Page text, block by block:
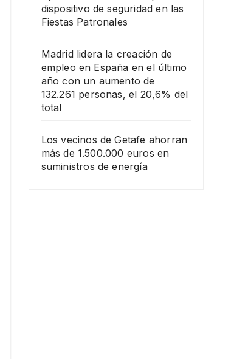
dispositivo de seguridad en las
Fiestas Patronales
Madrid lidera la creación de
empleo en España en el último
año con un aumento de
132.261 personas, el 20,6% del
total
Los vecinos de Getafe ahorran
más de 1.500.000 euros en
suministros de energía